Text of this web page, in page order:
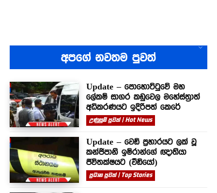
අපගේ නවතම පුවත්
Update – පොහොට්ටුවේ මහ
ලේකම් සාගර කඩුවෙල මහේස්ත්‍රාත්
අධිකරණයට ඉදිරිපත් කෙරේ
උණුසුම් පුවත් | Hot News
Update – වෙඩි ප්‍රහාරයට ලක් වූ
කන්ජිපානි ඉම්රාන්ගේ ඥාතියා
ජීවිතක්ෂයට (වීඩියෝ)
ප්‍රධාන පුවත් | Top Stories